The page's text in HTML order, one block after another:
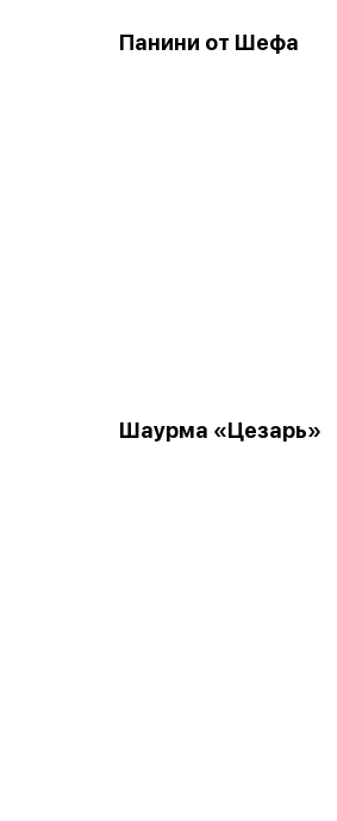
Панини от Шефа
Шаурма «Цезарь»